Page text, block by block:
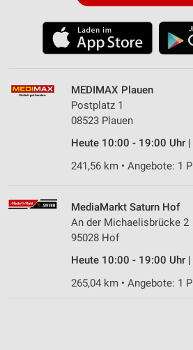
MEDIMAX Plauen
Postplatz 1
08523 Plauen
Heute 10:00 - 19:00 Uhr |
241,56 km • Angebote: 1
MediaMarkt Saturn Hof
An der Michaelisbrücke 2
95028 Hof
Heute 10:00 - 19:00 Uhr |
265,04 km • Angebote: 1